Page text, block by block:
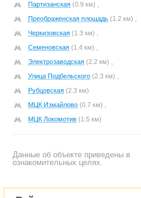
Партизанская (0.9 км) ,
Преображенская площадь (1.2 км) ,
Черкизовская (1.3 км) ,
Семеновская (1.4 км) ,
Электрозаводская (2.2 км) ,
Улица Подбельского (2.3 км) ,
Рубцовская (2.3 км)
МЦК Измайлово (0.7 км) ,
МЦК Локомотив (1.5 км)
Данные об объекте приведены в
ознакомительных целях.